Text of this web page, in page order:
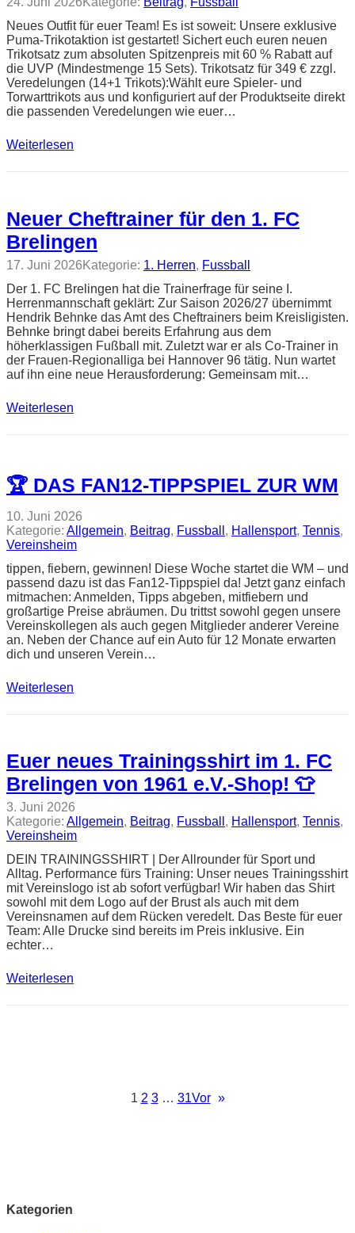
Neues Outfit für euer Team! Es ist soweit: Unsere exklusive
Puma-Trikotaktion ist gestartet! Sichert euch euren neuen
Trikotsatz zum absoluten Spitzenpreis mit 60 % Rabatt auf
die UVP (Mindestmenge 15 Sets). Trikotsatz für 349 € zzgl.
Veredelungen (14+1 Trikots):Wählt eure Spieler- und
Torwarttrikots aus und konfiguriert auf der Produktseite direkt
die passenden Veredelungen wie euer…
Weiterlesen
Neuer Cheftrainer für den 1. FC
Brelingen
17. Juni 2026Kategorie: 1. Herren, Fussball
Der 1. FC Brelingen hat die Trainerfrage für seine I.
Herrenmannschaft geklärt: Zur Saison 2026/27 übernimmt
Hendrik Behnke das Amt des Cheftrainers beim Kreisligisten.
Behnke bringt dabei bereits Erfahrung aus dem
höherklassigen Fußball mit. Zuletzt war er als Co-Trainer in
der Frauen-Regionalliga bei Hannover 96 tätig. Nun wartet
auf ihn eine neue Herausforderung: Gemeinsam mit…
Weiterlesen
🏆 DAS FAN12-TIPPSPIEL ZUR WM
10. Juni 2026
Kategorie: Allgemein, Beitrag, Fussball , Hallensport, Tennis
Vereinsheim
tippen, fiebern, gewinnen! Diese Woche startet die WM – und
passend dazu ist das Fan12-Tippspiel da! Jetzt ganz einfach
mitmachen: Anmelden, Tipps abgeben, mitfiebern und
großartige Preise abräumen. Du trittst sowohl gegen unsere
Vereinskollegen als auch gegen Mitglieder anderer Vereine
an. Neben der Chance auf ein Auto für 12 Monate erwarten
dich und unseren Verein…
Weiterlesen
Euer neues Trainingsshirt im 1. FC
Brelingen von 1961 e.V.-Shop! 👕
3. Juni 2026
Kategorie: Allgemein, Beitrag, Fussball , Hallensport, Tennis
Vereinsheim
DEIN TRAININGSSHIRT | Der Allrounder für Sport und
Alltag. Performance fürs Training: Unser neues Trainingsshirt
mit Vereinslogo ist ab sofort verfügbar! Wir haben das Shirt
sowohl mit dem Logo auf der Brust als auch mit dem
Vereinsnamen auf dem Rücken veredelt. Das Beste für euer
Team: Alle Drucke sind bereits im Preis inklusive. Ein
echter…
Weiterlesen
1 2 3 … 31Vor »
Kategorien